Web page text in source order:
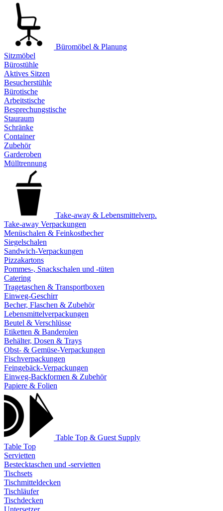
Büromöbel & Planung
Sitzmöbel
Bürostühle
Aktives Sitzen
Besucherstühle
Bürotische
Arbeitstische
Besprechungstische
Stauraum
Schränke
Container
Zubehör
Garderoben
Mülltrennung
Take-away & Lebensmittelverp.
Take-away Verpackungen
Menüschalen & Feinkostbecher
Siegelschalen
Sandwich-Verpackungen
Pizzakartons
Pommes-, Snackschalen und -tüten
Catering
Tragetaschen & Transportboxen
Einweg-Geschirr
Becher, Flaschen & Zubehör
Lebensmittelverpackungen
Beutel & Verschlüsse
Etiketten & Banderolen
Behälter, Dosen & Trays
Obst- & Gemüse-Verpackungen
Fischverpackungen
Feingebäck-Verpackungen
Einweg-Backformen & Zubehör
Papiere & Folien
Table Top & Guest Supply
Table Top
Servietten
Bestecktaschen und -servietten
Tischsets
Tischmitteldecken
Tischläufer
Tischdecken